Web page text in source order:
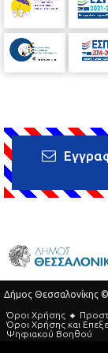
Δήμος Θεσσαλονίκης
Όροι Χρήσης
Όροι Xρήσης και
Ψηφιακού Βοηθού